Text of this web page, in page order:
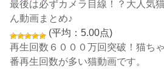
最後は必ずカメラ目線！？大人気
ん動画まとめ♪
(平均：5.00点)
再生回数６０００万回突破！猫ち
番再生回数が多い猫動画です。